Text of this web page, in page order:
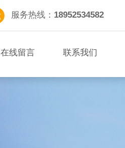
服务热线： 18952534582
在线留言 联系我们